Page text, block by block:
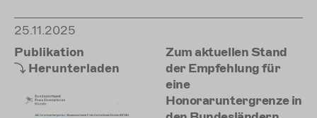
25.11.2025
Publikation
Herunterladen
Zum aktuellen Stand
der Empfehlung für
eine
Honoraruntergrenze in